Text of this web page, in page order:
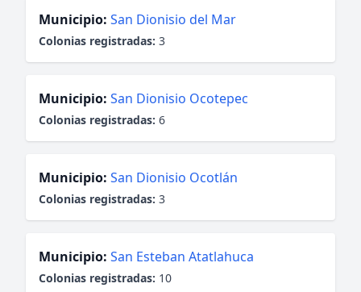
Municipio: San Dionisio del Mar
Colonias registradas: 3
Municipio: San Dionisio Ocotepec
Colonias registradas: 6
Municipio: San Dionisio Ocotlán
Colonias registradas: 3
Municipio: San Esteban Atatlahuca
Colonias registradas: 10